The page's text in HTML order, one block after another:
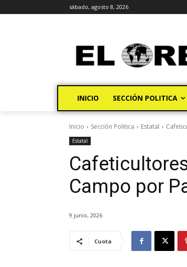
sábado, agosto 8, 2026
INICIO SECCIÓN POLITICA
Inicio Sección Politica Estatal
Estatal
Campo por
9 junio, 2026
Cuota